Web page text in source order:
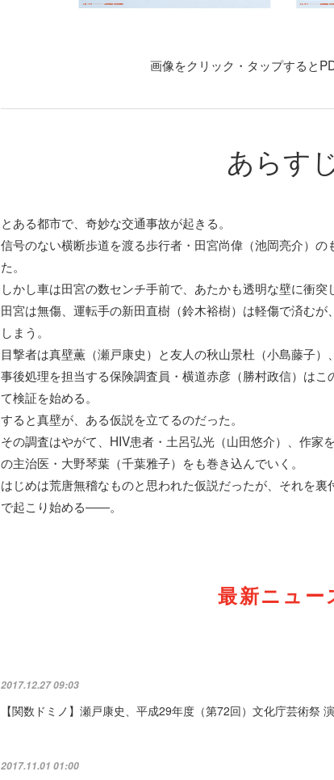
画像をクリック・タップすると
あらすじ
とある都市で、奇妙な交通事故が起きる。
信号のない横断歩道を渡る歩行者・田宮尚偉（池岡亮介）
た。
しかし車は田宮の数センチ手前で、あたかも透明な壁に衝突
田宮は無傷、運転手の新田直樹（鈴木裕樹）は軽傷で済む
しまう。
目撃者は真壁薫（瀬戸康史）と友人の秋山景杜（小島藤子）
事後処理を担当する保険調査員・横道赤彦（勝村政信）は
て検証を始める。
すると真壁が、ある仮説を立てるのだった。
その調査はやがて、HIV患者・土呂弘光（山田悠介）、作家
の主治医・大野琴葉（千葉雅子）をも巻き込んでいく。
はじめは荒唐無稽なものと思われた仮説だったが、それを
で起こり始める――。
最新ニュー
2017.12.27 09:03
【関数ドミノ】瀬戸康史、平成29年度（第72回）文化庁芸術祭
2017.11.01 01:00